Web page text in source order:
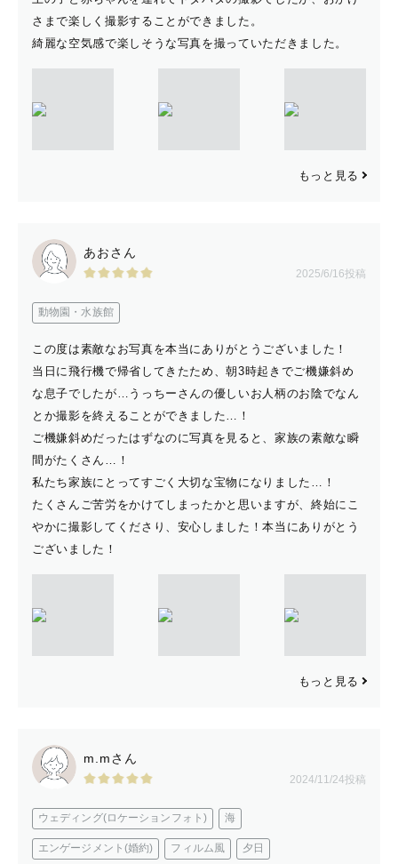
さまで楽しく撮影することができました。
綺麗な空気感で楽しそうな写真を撮っていただきました。
もっと見る
あおさん
2025/6/16投稿
動物園・水族館
この度は素敵なお写真を本当にありがとうございました！
当日に飛行機で帰省してきたため、朝3時起きでご機嫌斜め
な息子でしたが…うっちーさんの優しいお人柄のお陰でなん
とか撮影を終えることができました…！
ご機嫌斜めだったはずなのに写真を見ると、家族の素敵な瞬
間がたくさん…！
私たち家族にとってすごく大切な宝物になりました…！
たくさんご苦労をかけてしまったかと思いますが、終始にこ
やかに撮影してくださり、安心しました！本当にありがとう
ございました！
もっと見る
m.mさん
2024/11/24投稿
ウェディング(ロケーションフォト) 海
エンゲージメント(婚約) フィルム風 夕日